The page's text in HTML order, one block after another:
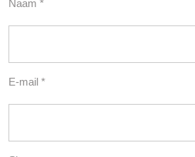
Naam *
E-mail *